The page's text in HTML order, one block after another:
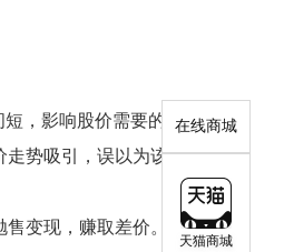
在线商城
天猫商城
，影响股价需要的资金
走势吸引，误以为该股有
变现，赚取差价。为了